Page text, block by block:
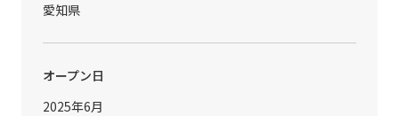
愛知県
オープン日
2025年6月